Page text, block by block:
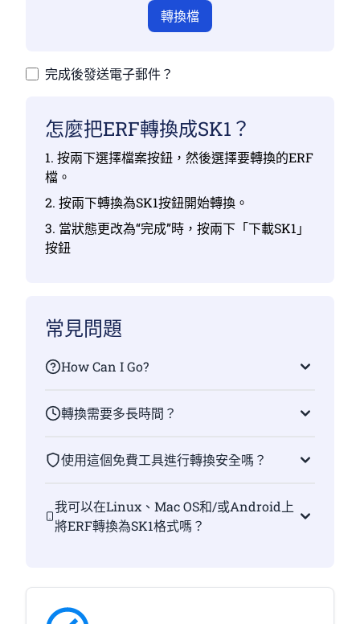
轉換檔
完成後發送電子郵件？
怎麼把ERF轉換成SK1？
1. 按兩下選擇檔案按鈕，然後選擇要轉換的ERF
檔。
2. 按兩下轉換為SK1按鈕開始轉換。
3. 當狀態更改為“完成”時，按兩下「下載SK1」
按鈕
常見問題
How Can I Go?
轉換需要多長時間？
使用這個免費工具進行轉換安全嗎？
我可以在Linux、Mac OS和/或Android上
將ERF轉換為SK1格式嗎？